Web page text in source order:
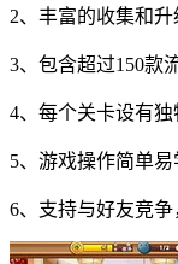
2、丰富的收集和
3、包含超过150款
4、每个关卡设有
5、游戏操作简单
6、支持与好友竞